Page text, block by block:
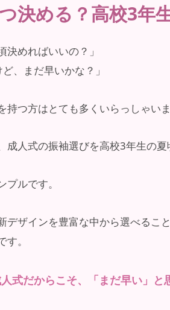
決める？高校3年
決めればいいの？」
、まだ早いかな？」
持つ方はとても多くいらっしゃいま
成人式の振袖選びを高校3年生の夏
ルです。
デザインを豊富な中から選べるこ
。
式だからこそ、「まだ早い」と